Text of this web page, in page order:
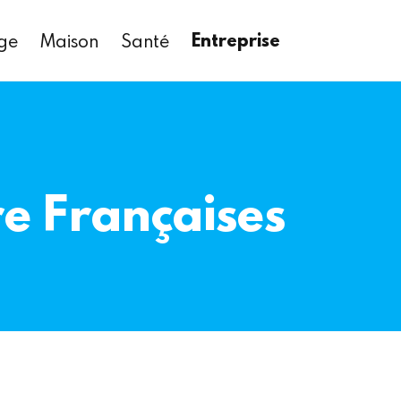
Maison Santé Entreprise
Françaises